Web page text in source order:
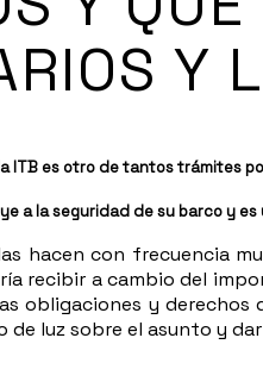
Y
ITB es otro de tantos trámites
a la seguridad de su barco y
hacen con frecuencia
recibir a cambio del
obligaciones y
de luz sobre el asunto y